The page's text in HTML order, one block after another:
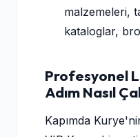
malzemeleri,
kataloglar,
Profesyonel
Adım Nasıl
Kapımda